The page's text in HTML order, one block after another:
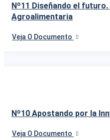
Nº11 Diseñando el
Agroalimentaria
Veja O Documento
Nº10 Apostando por la
Veja O Documento